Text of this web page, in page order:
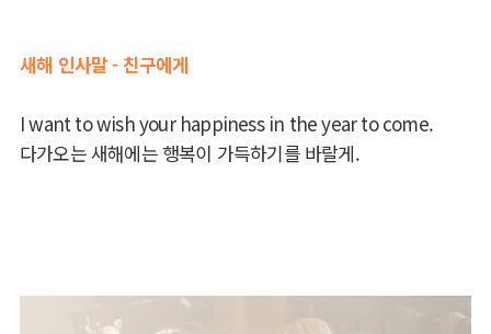
새해 인사말 - 친구에게
I want to wish your happiness in the year to come.
다가오는 새해에는 행복이 가득하기를 바랄게.